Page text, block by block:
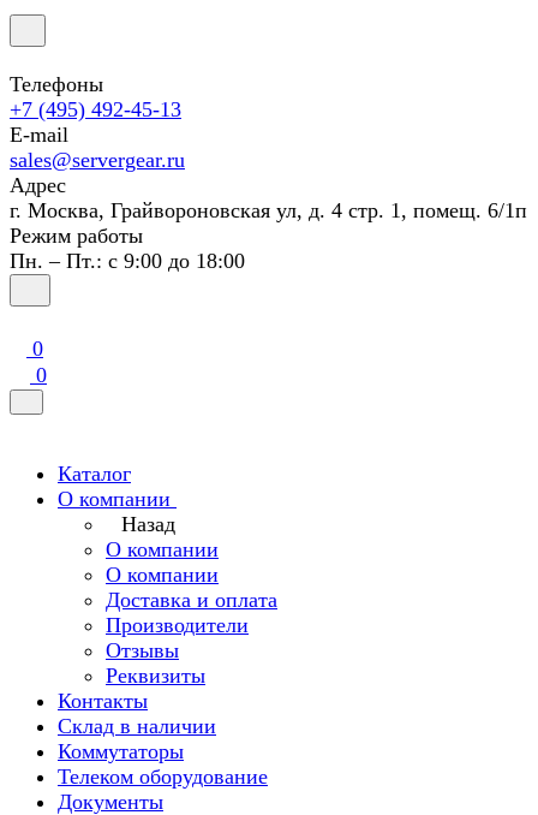
Телефоны
+7 (495) 492-45-13
E-mail
sales@servergear.ru
Адрес
г. Москва, Грайвороновская ул, д. 4 стр. 1, помещ. 6/1п
Режим работы
Пн. – Пт.: с 9:00 до 18:00
0
0
Каталог
О компании
Назад
О компании
О компании
Доставка и оплата
Производители
Отзывы
Реквизиты
Контакты
Склад в наличии
Коммутаторы
Телеком оборудование
Документы